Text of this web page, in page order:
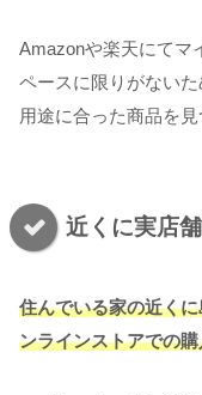
Amazonや楽天にてマ
ペースに限りがない
用途に合った商品を見
近くに実店
住んでいる家の近く
ンラインストアでの